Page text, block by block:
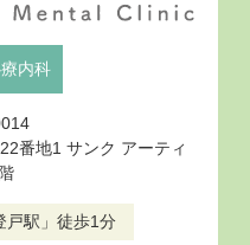
内科
番地1 サンク アーティ
戸駅」徒歩1分